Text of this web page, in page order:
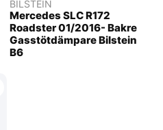
BILSTEIN
Mercedes SLC R172
Roadster 01/2016- Bakre
Gasstötdämpare Bilstein
B6